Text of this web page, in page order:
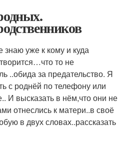
знаю уже к кому и куда
то не
..обида за предательство. Я
с роднёй по телефону или
И высказать в нём,что они не
отнеслись к матери..в своё
в двух словах..рассказать